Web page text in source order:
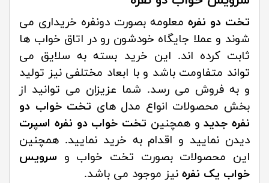
تخت دو نفره معلومه بصورت دونفره خریداری می
شوند و عملا جایگاه خودشون رو در اتاق خواب ها
ثابت کرده اند. این خرید بسته به سلایق می
تواند متفاومت باشد و با ابعاد مختلفی نیز تولید
و به فروش می رسد. شما عزیزان می توانید از
بخش محصولات انواع مدل های تخت خواب دو
نفره جدید و همچنین تخت خواب دو نفره اسپرت
دیدن نمایید و اقدام به خرید نمایید. همچنین
این محصولات بصورت تخت خواب و سرویس
خواب یک نفره نیز موجود می باشد.